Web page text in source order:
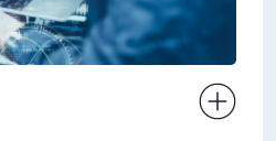
Ver projeto